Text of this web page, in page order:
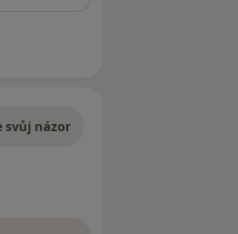
svůj názor